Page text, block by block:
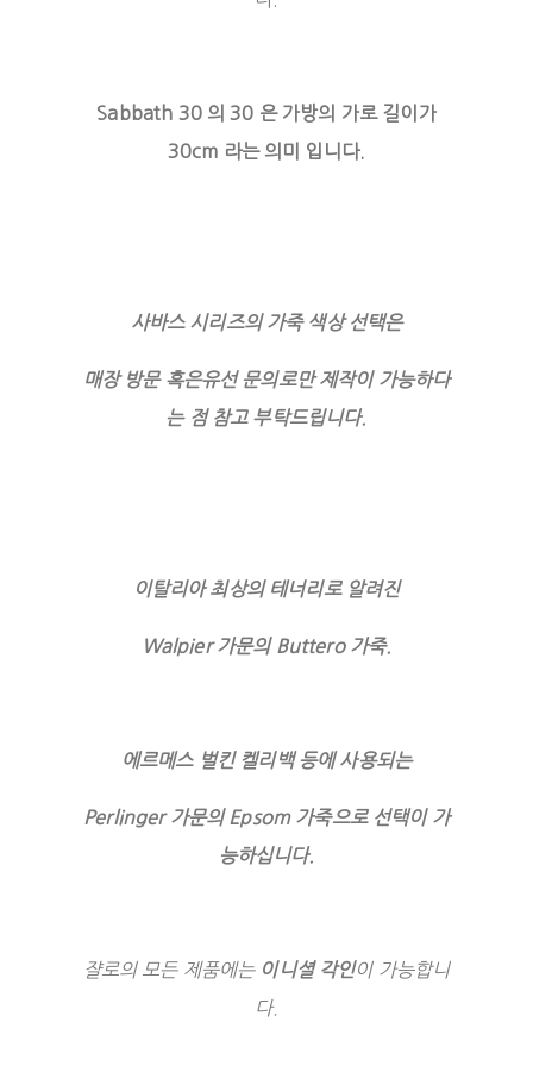
Sabbath 30 의 30 은 가방의 가로 길이가
30cm 라는 의미 입니다.
사바스 시리즈의 가죽 색상 선택은
매장 방문 혹은유선 문의로만 제작이 가능하다
는 점 참고 부탁드립니다.
이탈리아 최상의 테너리로 알려진
Walpier 가문의 Buttero 가죽.
에르메스 벌킨 켈리백 등에 사용되는
Perlinger 가문의 Epsom 가죽으로 선택이 가
능하십니다.
쟐로의 모든 제품에는 이니셜 각인이 가능합니
다.